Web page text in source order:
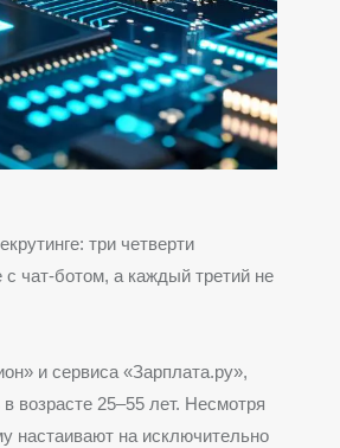
три четверти
чат-ботом, а каждый третий не
и сервиса «Зарплата.ру»,
возрасте 25–55 лет. Несмотря
настаивают на исключительно